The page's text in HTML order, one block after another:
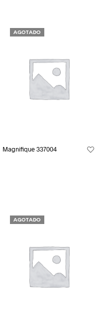
AGOTADO
Magnifique 337004
AGOTADO